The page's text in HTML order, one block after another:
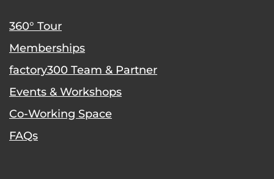
360° Tour
Memberships
factory300 Team & Partner
Events & Workshops
Co-Working Space
FAQs